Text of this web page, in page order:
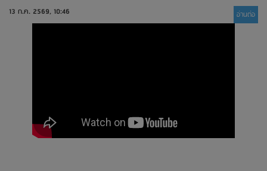
13 ก.ค. 2569, 10:46 อ่านต่่อ